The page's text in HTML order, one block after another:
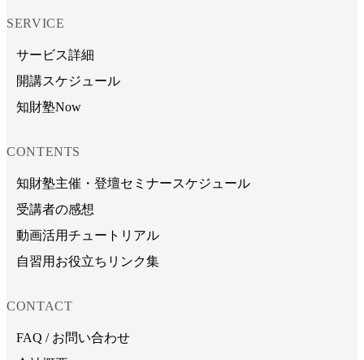
SERVICE
サービス詳細
開講スケジュール
知財塾Now
CONTENTS
知財塾主催・登壇セミナースケジュール
受講者の感想
動画活用チュートリアル
自習用お役立ちリンク集
CONTACT
FAQ / お問い合わせ